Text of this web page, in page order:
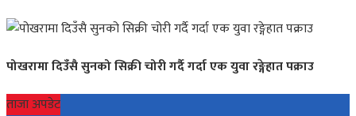
पोखरामा दिउँसै सुनको सिक्री चोरी गर्दै गर्दा एक युवा रङ्गेहात पक्राउ
ताजा अपडेट